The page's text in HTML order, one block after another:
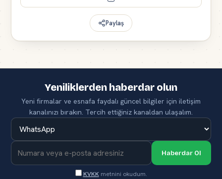
Paylaş
Yeniliklerden haberdar olun
Yeni firmalar ve esnafa faydalı güncel bilgiler için iletişim
kanalınızı bırakın. Tercih ettiğiniz kanaldan ulaşalım.
Haberdar Ol
KVKK metnini okudum.